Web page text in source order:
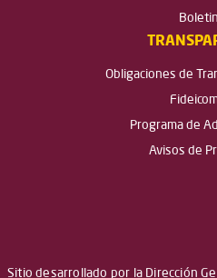
Obligaciones de
Programa de
Avisos de
Sitio desarrollado por la Dirección